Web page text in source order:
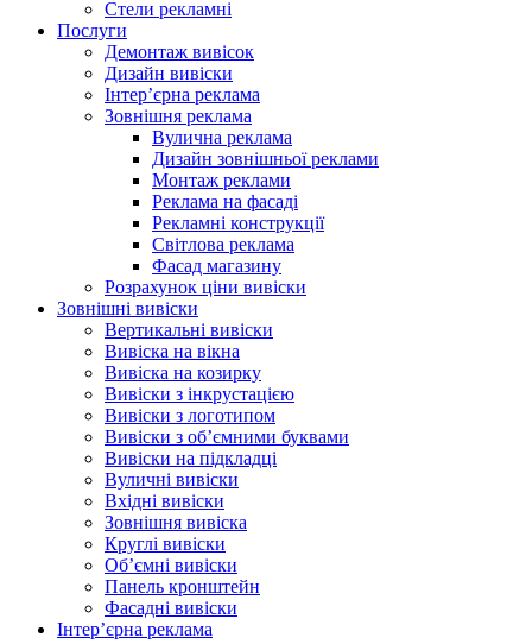
Стели рекламні
Послуги
Демонтаж вивісок
Дизайн вивіски
Інтер’єрна реклама
Зовнішня реклама
Вулична реклама
Дизайн зовнішньої реклами
Монтаж реклами
Реклама на фасаді
Рекламні конструкції
Світлова реклама
Фасад магазину
Розрахунок ціни вивіски
Зовнішні вивіски
Вертикальні вивіски
Вивіска на вікна
Вивіска на козирку
Вивіски з інкрустацією
Вивіски з логотипом
Вивіски з об’ємними буквами
Вивіски на підкладці
Вуличні вивіски
Вхідні вивіски
Зовнішня вивіска
Круглі вивіски
Об’ємні вивіски
Панель кронштейн
Фасадні вивіски
Інтер’єрна реклама